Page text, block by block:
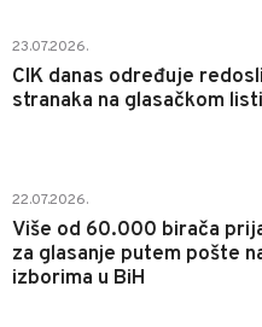
23.07.2026.
CIK danas određuje
stranaka na glasačkom
22.07.2026.
Više od 60.000 birača
za glasanje putem pošte
izborima u BiH